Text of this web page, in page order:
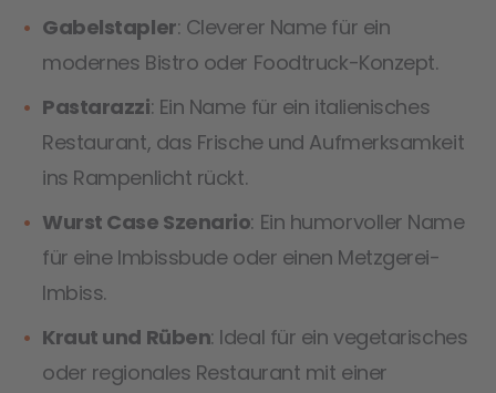
Gabelstapler: Cleverer Name für ein
modernes Bistro oder Foodtruck-Konzept.
Pastarazzi: Ein Name für ein italienisches
Restaurant, das Frische und Aufmerksamkeit
ins Rampenlicht rückt.
Wurst Case Szenario: Ein humorvoller Name
für eine Imbissbude oder einen Metzgerei-
Imbiss.
Kraut und Rüben: Ideal für ein vegetarisches
oder regionales Restaurant mit einer